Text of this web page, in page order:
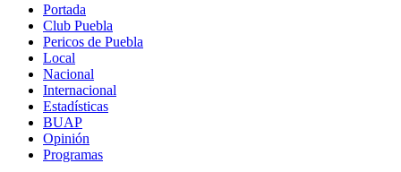
Portada
Club Puebla
Pericos de Puebla
Local
Nacional
Internacional
Estadísticas
BUAP
Opinión
Programas